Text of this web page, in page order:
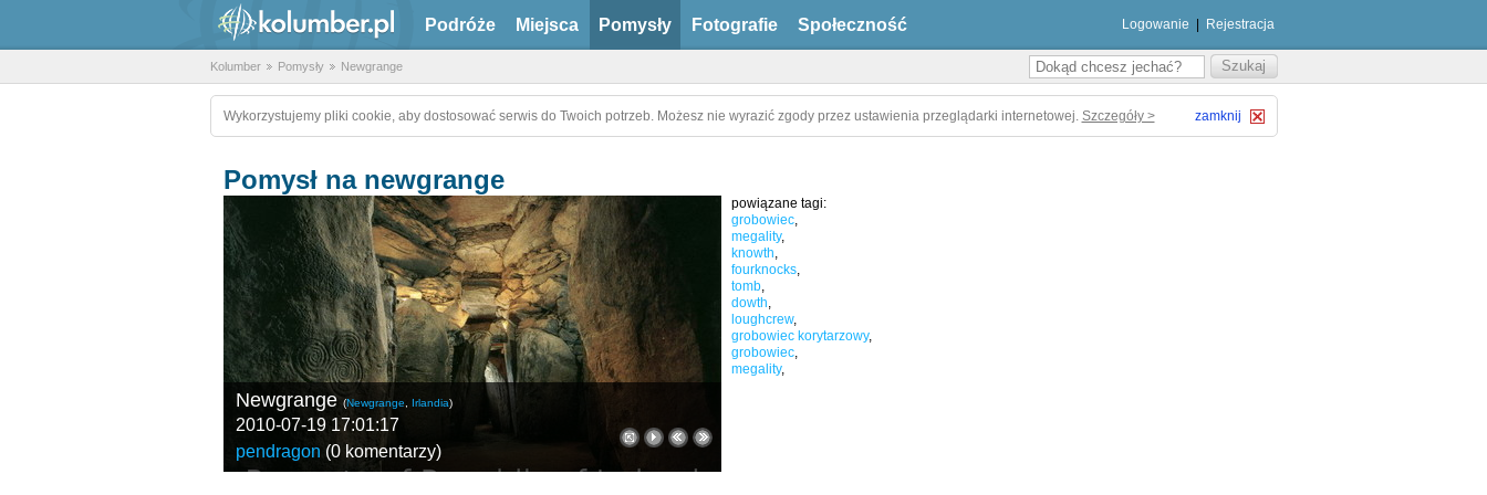
Podróże Miejsca Pomysły Fotografie Społeczność Logowanie Rejestracja
Kolumber Pomysły Newgrange
Wykorzystujemy pliki cookie, aby dostosować serwis do Twoich potrzeb. Możesz nie wyrazić zgody przez ustawienia przeglądarki internetowej. Szczegóły > zamknij
Pomysł na newgrange
powiązane tagi:
grobowiec,
megality,
knowth,
fourknocks,
tomb,
dowth,
loughcrew,
grobowiec korytarzowy,
grobowiec,
megality,
Newgrange (Newgrange Irlandia)
2010-07-19 17:01:17
pendragon (0 komentarzy)